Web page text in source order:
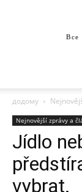
Все
додому
Nejnovější zprávy a
Jídlo
vybrat.